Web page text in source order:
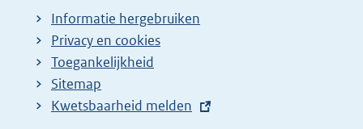
Informatie hergebruiken
Privacy en cookies
Toegankelijkheid
Sitemap
E
Kwetsbaarheid melden